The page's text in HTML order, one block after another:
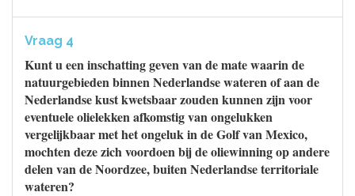
Vraag 4
Kunt u een inschatting geven van de mate waarin de
natuurgebieden binnen Nederlandse wateren of aan de
Nederlandse kust kwetsbaar zouden kunnen zijn voor
eventuele olielekken afkomstig van ongelukken
vergelijkbaar met het ongeluk in de Golf van Mexico,
mochten deze zich voordoen bij de oliewinning op andere
delen van de Noordzee, buiten Nederlandse territoriale
wateren?